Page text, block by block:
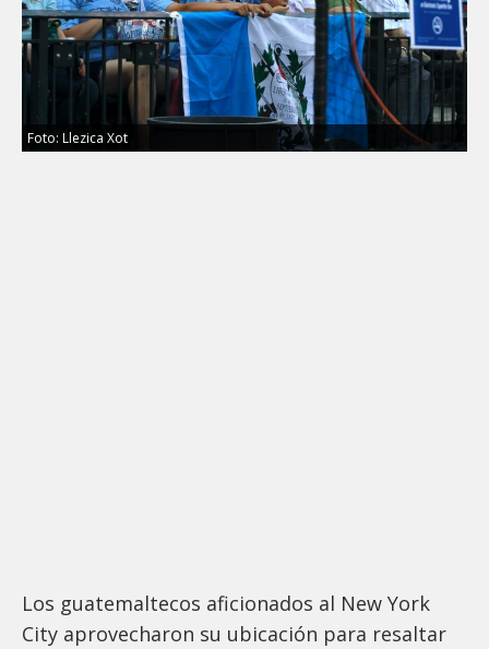
Foto: Llezica Xot
Los guatemaltecos aficionados al New York
City aprovecharon su ubicación para resaltar